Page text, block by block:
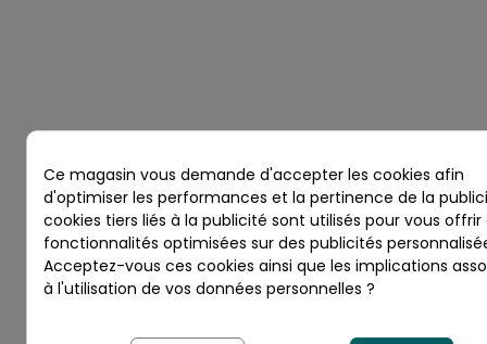
Ce magasin vous demande d'accepter les cookies afin
d'optimiser les performances et la pertinence de la
cookies tiers liés à la publicité sont utilisés pour vous offrir
fonctionnalités optimisées sur des publicités
Acceptez-vous ces cookies ainsi que les implications
à l'utilisation de vos données personnelles ?